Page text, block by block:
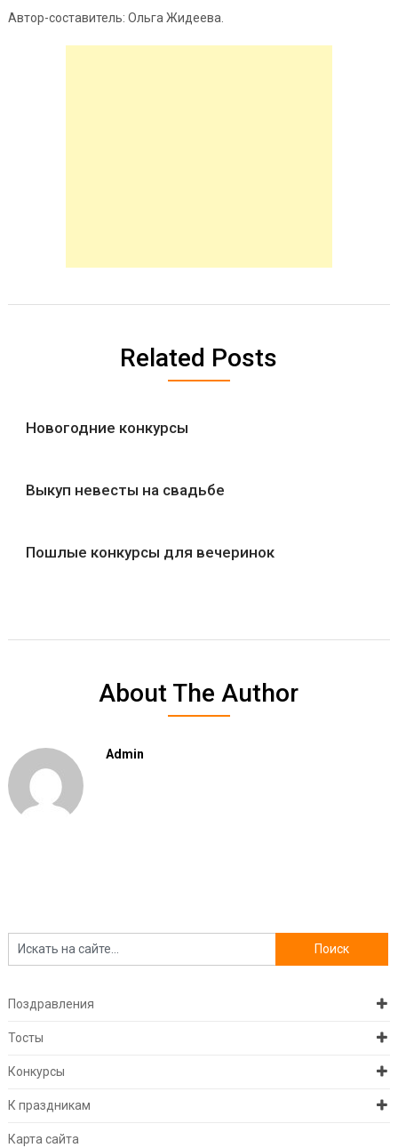
Автор-составитель: Ольга Жидеева.
Related Posts
Новогодние конкурсы
Выкуп невесты на свадьбе
Пошлые конкурсы для вечеринок
About The Author
Admin
Поздравления
Тосты
Конкурсы
К праздникам
Карта сайта